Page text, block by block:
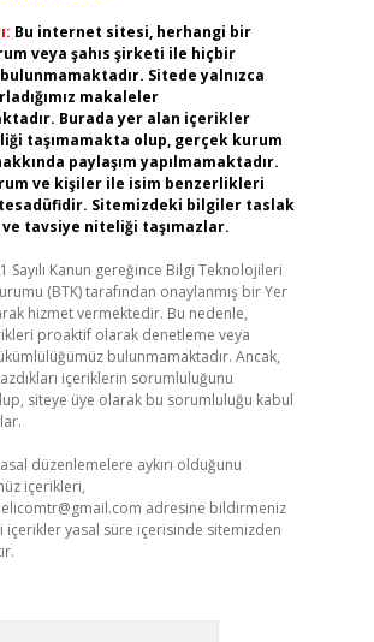
Bu internet sitesi, herhangi bir
veya şahıs şirketi ile hiçbir
bulunmamaktadır. Sitede yalnızca
makaleler
Burada yer alan içerikler
taşımamakta olup, gerçek kurum
paylaşım yapılmamaktadır.
ve kişiler ile isim benzerlikleri
Sitemizdeki bilgiler taslak
tavsiye niteliği taşımazlar.
Sayılı Kanun gereğince Bilgi Teknolojileri
(BTK) tarafından onaylanmış bir Yer
hizmet vermektedir. Bu nedenle,
proaktif olarak denetleme veya
bulunmamaktadır. Ancak,
içeriklerin sorumluluğunu
siteye üye olarak bu sorumluluğu kabul
düzenlemelere aykırı olduğunu
içerikleri,
adresine bildirmeniz
içerikler yasal süre içerisinde sitemizden